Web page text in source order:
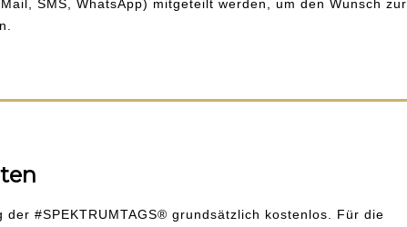
SMS, WhatsApp) mitgeteilt werden, um den Wunsch zur
der #SPEKTRUMTAGS® grundsätzlich kostenlos. Für die